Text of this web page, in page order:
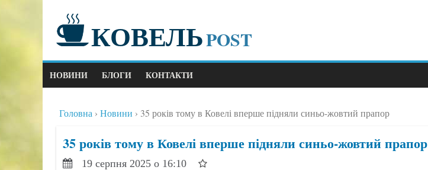
КОВЕЛЬPOST
НОВИНИ БЛОГИ КОНТАКТИ
Головна Новини 35 років тому в Ковелі вперше підняли синьо-жовтий прапор
35 років тому в Ковелі вперше підняли синьо-жовтий прапор
19 серпня 2025 о 16:10